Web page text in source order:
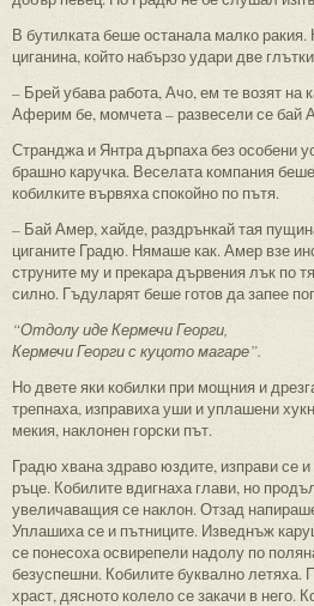
В бутилката беше останала малко
циганина, който набързо удари две
– Брей убава работа, Ачо, ем те возят на
Аферим бе, момчета – развесели се бай
Странджа и Янтра дърпаха без особени
брашно каручка. Веселата компания
кобилките вървяха спокойно по пътя.
– Бай Амер, хайде, раздрънкай тая
циганите Градю. Нямаше как. Амер взе
струните му и прекара дървения лък по
силно. Гъдуларят беше готов да запее
“Отдолу иде Кермечи Георги,
Кермечи Георги с куцото магаре”.
Но двете яки кобилки при мощния и
трепнаха, изправиха уши и уплашени
мекия, наклонен горски път.
Градю хвана здраво юздите, изправи се
ръце. Кобилите вдигнаха глави, но
увеличаващия се наклон. Отзад
Уплашиха се и пътниците. Изведнъж
се понесоха освирепели надолу по
безуспешни. Кобилите буквално летяха.
храст, дясното колело се закачи в него.